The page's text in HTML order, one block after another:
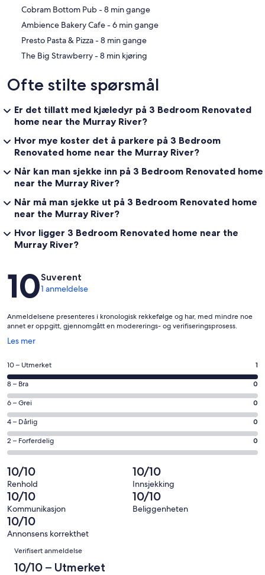
‪Cobram Bottom Pub - ‬8 min gange
‪Ambience Bakery Cafe - ‬6 min gange
‪Presto Pasta & Pizza - ‬8 min gange
‪The Big Strawberry - ‬8 min kjøring
Ofte stilte spørsmål
Er det tillatt med kjæledyr på 3 Bedroom Renovated
home near the Murray River?
Hvor mye koster det å parkere på 3 Bedroom
Renovated home near the Murray River?
Når kan man sjekke inn på 3 Bedroom Renovated home
near the Murray River?
Når må man sjekke ut på 3 Bedroom Renovated home
near the Murray River?
Hvor ligger 3 Bedroom Renovated home near the
Murray River?
Anmeldelser
10Suverent
1 anmeldelse
Anmeldelsene presenteres i kronologisk rekkefølge og har, med mindre noe
annet er oppgitt, gjennomgått en modererings- og verifiseringsprosess.
Les mer
Åpnes
et
nytt
vindu
Rangering
på
10
−
Utmerket.
av
totalt
1
anmeldelser.
10 – Utmerket 1
Rangering
på
8
−
Bra.
0
av
totalt
1
anmeldelser.
8 – Bra 0
Rangering
på
6
−
Grei.
0
av
totalt
1
anmeldelser.
6 – Grei 0
Rangering
på
4
Dårlig.
0
av
totalt
1
anmeldelser.
4 – Dårlig 0
Rangering
på
2
−
Forferdelig.
0
av
totalt
1
anmeldelser.
2 – Forferdelig 0
10/10
Renhold
10/10
Innsjekking
10/10
Kommunikasjon
10/10
Beliggenheten
10/10
Annonsens korrekthet
Anmeldelser
Verifisert anmeldelse
10/10 – Utmerket